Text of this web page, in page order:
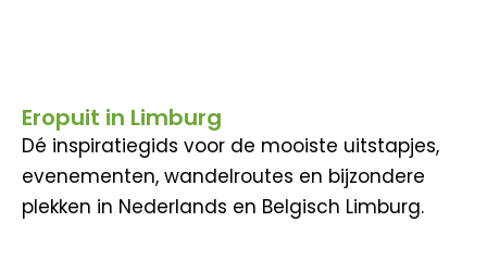
Eropuit in Limburg
Dé inspiratiegids voor de mooiste uitstapjes,
evenementen, wandelroutes en bijzondere
plekken in Nederlands en Belgisch Limburg.